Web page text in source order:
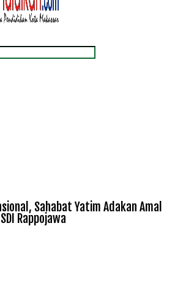
Sahabat Yatim Adakan Amal
Rappojawa